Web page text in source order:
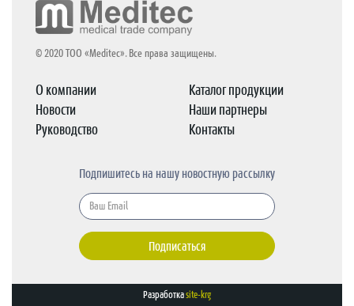
© 2020 ТОО «Meditec». Все права защищены.
О компании
Новости
Руководство
Каталог продукции
Наши партнеры
Контакты
Подпишитесь на нашу новостную рассылку
Подписаться
Разработкаsite-krg